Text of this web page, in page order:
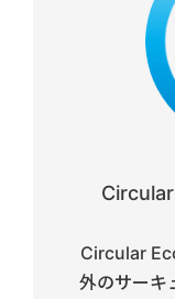
Circular
外のサーキ